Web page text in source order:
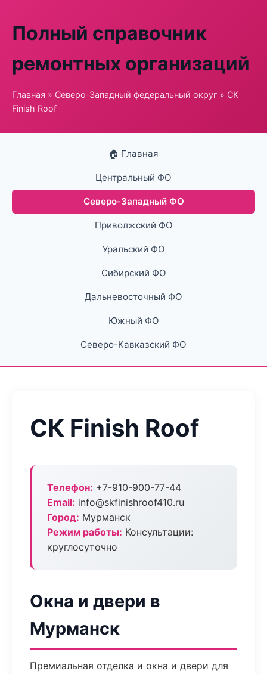
Полный справочник
ремонтных организаций
Главная » Северо-Западный федеральный округ » СК
Finish Roof
🏠 Главная
Центральный ФО
Северо-Западный ФО
Приволжский ФО
Уральский ФО
Сибирский ФО
Дальневосточный ФО
Южный ФО
Северо-Кавказский ФО
СК Finish Roof
Телефон: +7-910-900-77-44
Email: info@skfinishroof410.ru
Город: Мурманск
Режим работы: Консультации:
круглосуточно
Окна и двери в
Мурманск
Премиальная отделка и окна и двери для